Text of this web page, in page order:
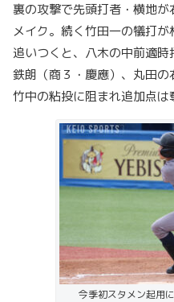
裏の攻撃で先頭打者・横地
メイク。続く竹田一の犠打
追いつくと、八木の中前適
鉄朗（商３・慶應）、丸田の
竹中の粘投に阻まれ追加点は
今季初スタメン起用